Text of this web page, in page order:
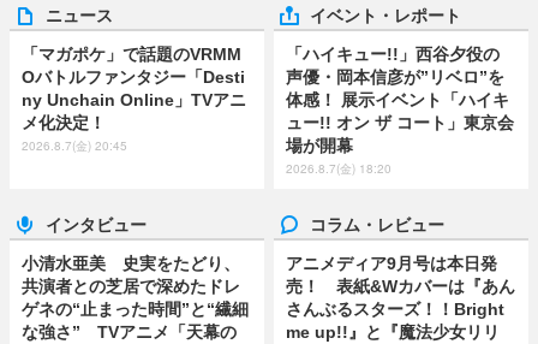
ニュース
「マガポケ」で話題のVRMM
Oバトルファンタジー「Desti
ny Unchain Online」TVアニ
メ化決定！
2026.8.7(金) 20:45
イベント・レポート
「ハイキュー!!」西谷夕役の
声優・岡本信彦が”リベロ”を
体感！ 展示イベント「ハイキ
ュー!! オン ザ コート」東京会
場が開幕
2026.8.7(金) 18:20
インタビュー
小清水亜美 史実をたどり、
共演者との芝居で深めたドレ
ゲネの“止まった時間”と“繊細
な強さ” TVアニメ「天幕の
コラム・レビュー
アニメディア9月号は本日発
売！ 表紙&Wカバーは『あん
さんぶるスターズ！！Bright
me up!!』と『魔法少女リリ